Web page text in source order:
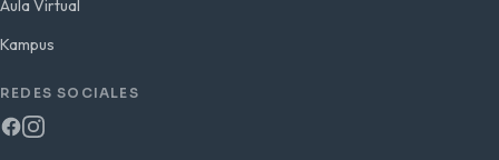
Aula Virtual
Kampus
REDES SOCIALES